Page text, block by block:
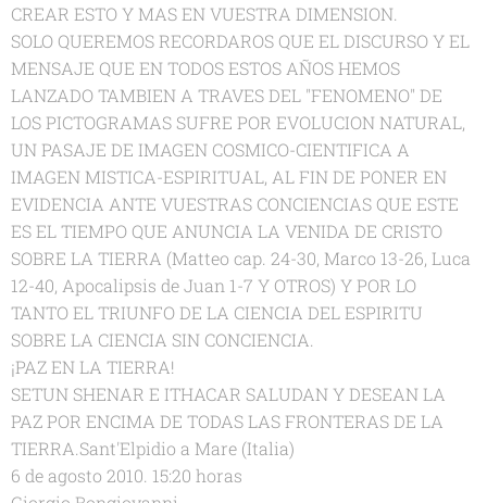
CREAR ESTO Y MAS EN VUESTRA DIMENSION.
SOLO QUEREMOS RECORDAROS QUE EL DISCURSO Y EL
MENSAJE QUE EN TODOS ESTOS AÑOS HEMOS
LANZADO TAMBIEN A TRAVES DEL "FENOMENO" DE
LOS PICTOGRAMAS SUFRE POR EVOLUCION NATURAL,
UN PASAJE DE IMAGEN COSMICO-CIENTIFICA A
IMAGEN MISTICA-ESPIRITUAL, AL FIN DE PONER EN
EVIDENCIA ANTE VUESTRAS CONCIENCIAS QUE ESTE
ES EL TIEMPO QUE ANUNCIA LA VENIDA DE CRISTO
SOBRE LA TIERRA (Matteo cap. 24-30, Marco 13-26, Luca
12-40, Apocalipsis de Juan 1-7 Y OTROS) Y POR LO
TANTO EL TRIUNFO DE LA CIENCIA DEL ESPIRITU
SOBRE LA CIENCIA SIN CONCIENCIA.
¡PAZ EN LA TIERRA!
SETUN SHENAR E ITHACAR SALUDAN Y DESEAN LA
PAZ POR ENCIMA DE TODAS LAS FRONTERAS DE LA
TIERRA.Sant'Elpidio a Mare (Italia)
6 de agosto 2010. 15:20 horas